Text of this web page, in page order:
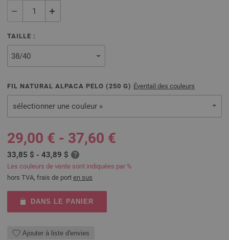
TAILLE :
FIL NATURAL ALPACA PELO (250 G) Éventail des couleurs
sélectionner une couleur »
29,00 € - 37,60 €
33,85 $ - 43,89 $
Les couleurs de vente sont indiquées par %
hors TVA, frais de port en sus
DANS LE PANIER
Ajouter à liste d'envies